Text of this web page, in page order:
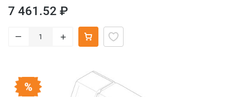
7 461.52 ₽
– +